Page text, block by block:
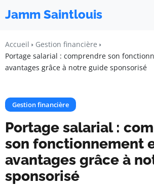
Jamm Saintlouis
Accueil
Gestion financière
Portage salarial : comprendre son
avantages grâce à notre guide sponsorisé
Gestion financière
Portage salarial :
son fonctionnement
avantages grâce à
sponsorisé